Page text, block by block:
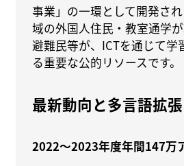
事業」の一環として開発さ
域の外国人住民・教室通学
避難民等が、ICTを通じて学
る重要な公的リソースです。
最新動向と多言語拡張
2022〜2023年度年間147万